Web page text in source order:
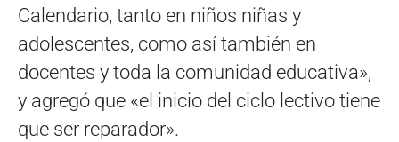
Calendario, tanto en niños niñas y
adolescentes, como así también en
docentes y toda la comunidad educativa»,
y agregó que «el inicio del ciclo lectivo tiene
que ser reparador».